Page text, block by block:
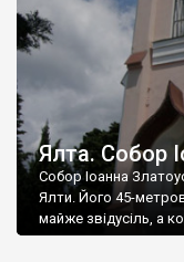
Ялта. Собор
Собор Іоанна
Ялти. Його 45-
майже звідусіль, а